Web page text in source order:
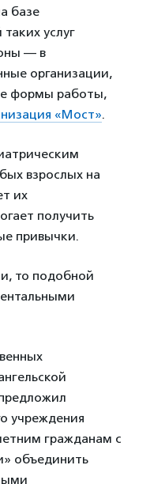
базе
услуг
— в
организации,
формы работы,
«Мост».
взрослых на
их
получить
привычки.
то подобной
учреждения
гражданам с
объединить